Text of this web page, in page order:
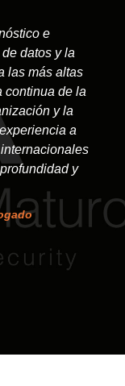
e
datos y la
las más altas
continua de la
y la
a
y